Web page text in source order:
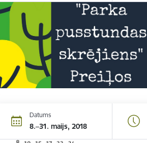
Datums
8.–31. maijs, 2018